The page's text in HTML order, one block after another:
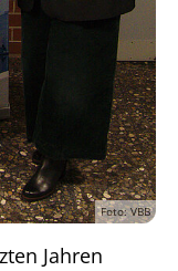
Foto: VBB
Jahren